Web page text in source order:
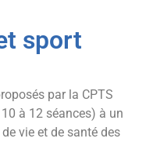
sport
par la CPTS
à 12 séances) à un
vie et de santé des